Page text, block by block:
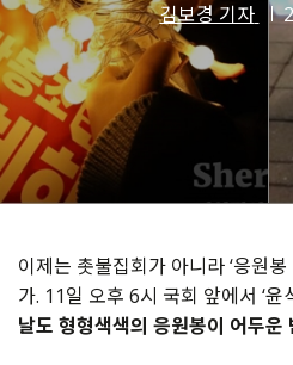
김보경 기자
이제는 촛불집회가 아니라 ‘응원
가. 11일 오후 6시 국회 앞에서 ‘윤
날도 형형색색의 응원봉이 어두운